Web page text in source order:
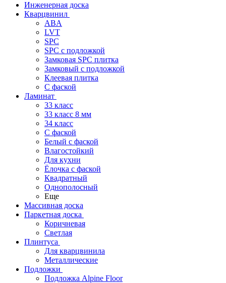
Инженерная доска
Кварцвинил
ABA
LVT
SPC
SPC с подложкой
Замковая SPC плитка
Замковый с подложкой
Клеевая плитка
С фаской
Ламинат
33 класс
33 класс 8 мм
34 класс
C фаской
Белый с фаской
Влагостойкий
Для кухни
Ёлочка с фаской
Квадратный
Однополосный
Еще
Массивная доска
Паркетная доска
Коричневая
Светлая
Плинтуса
Для кварцвинила
Металлические
Подложки
Подложка Alpine Floor